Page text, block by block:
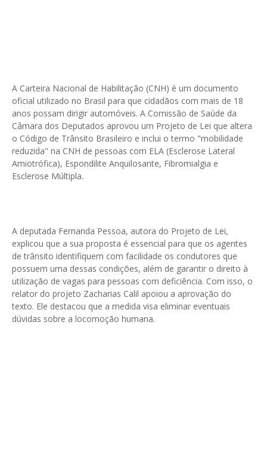
A Carteira Nacional de Habilitação (CNH) é um documento
oficial utilizado no Brasil para que cidadãos com mais de 18
anos possam dirigir automóveis. A Comissão de Saúde da
Câmara dos Deputados aprovou um Projeto de Lei que altera
o Código de Trânsito Brasileiro e inclui o termo "mobilidade
reduzida" na CNH de pessoas com ELA (Esclerose Lateral
Amiotrófica), Espondilite Anquilosante, Fibromialgia e
Esclerose Múltipla.
A deputada Fernanda Pessoa, autora do Projeto de Lei,
explicou que a sua proposta é essencial para que os agentes
de trânsito identifiquem com facilidade os condutores que
possuem uma dessas condições, além de garantir o direito à
utilização de vagas para pessoas com deficiência. Com isso, o
relator do projeto Zacharias Calil apoiou a aprovação do
texto. Ele destacou que a medida visa eliminar eventuais
dúvidas sobre a locomoção humana.